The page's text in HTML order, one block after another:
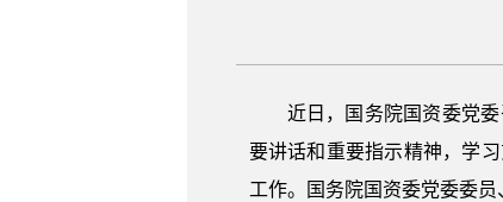
近日，国务院国资委党
要讲话和重要指示精神，学
工作。国务院国资委党委委员